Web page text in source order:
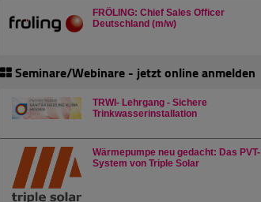
FRÖLING: Chief Sales Officer
Deutschland (m/w)
Seminare/Webinare - jetzt online anmelden
TRWI- Lehrgang - Sichere
Trinkwasserinstallation
Wärmepumpe neu gedacht: Das PVT-
System von Triple Solar